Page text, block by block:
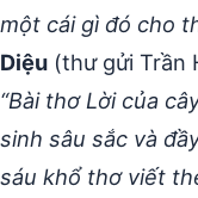
một cái gì đó cho
Diệu (thư gửi Trần
“Bài thơ Lời của
sinh sâu sắc và
sáu khổ thơ viết